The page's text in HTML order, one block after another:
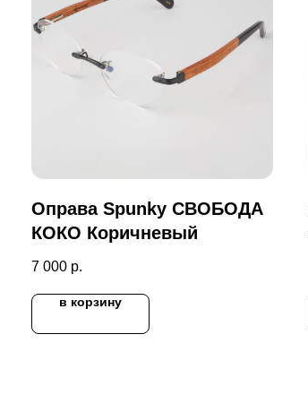
Оправа Spunky СВОБОДА
КОКО Коричневый
7 000 р.
в корзину